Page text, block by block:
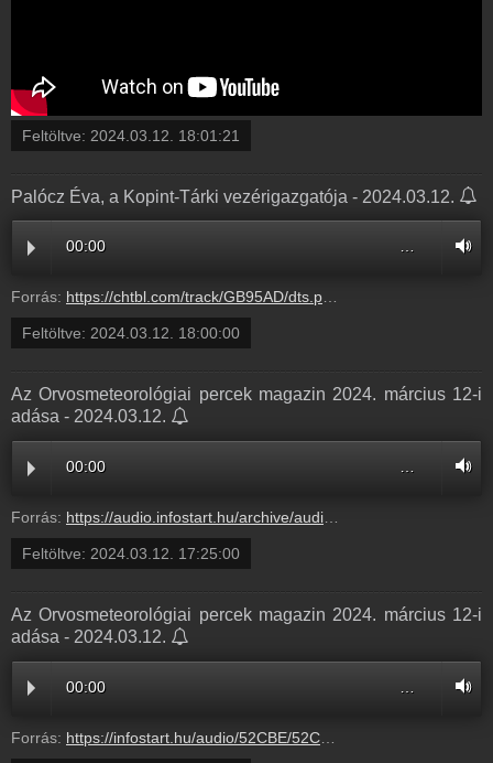
Feltöltve: 2024.03.12. 18:01:21
Palócz Éva, a Kopint-Tárki vezérigazgatója - 2024.03.12.
00:00 …
Forrás: https://chtbl.com/track/GB95AD/dts.podtrac.com/redirect.mp3/infostart.hu/audio/77A12/77A12CF9.mp3
Feltöltve: 2024.03.12. 18:00:00
Az Orvosmeteorológiai percek magazin 2024. március 12-i
adása - 2024.03.12.
00:00
Forrás: https://audio.infostart.hu/archive/audio/52CBE/52CBE157.mp3
Feltöltve: 2024.03.12. 17:25:00
Az Orvosmeteorológiai percek magazin 2024. március 12-i
adása - 2024.03.12.
00:00
Forrás: https://infostart.hu/audio/52CBE/52CBE157.mp3